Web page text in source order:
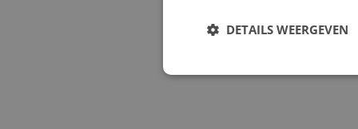
DETAILS WEERGEVEN